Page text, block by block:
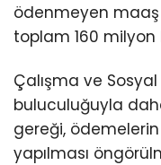
ödenmeyen
toplam 160 milyon
Çalışma ve Sosyal
buluculuğuyla
gereği,
yapılması